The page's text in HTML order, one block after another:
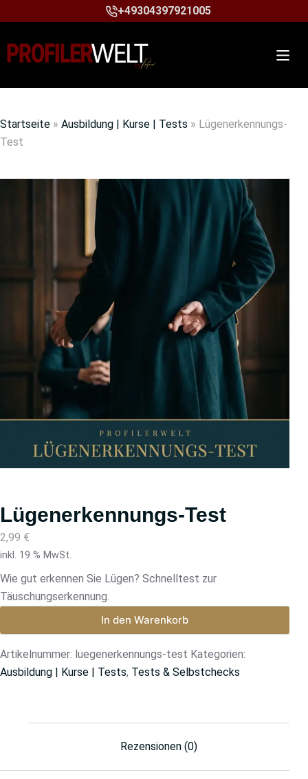
+49304397921005
Startseite » Ausbildung | Kurse | Tests » Lügenerkennungs-
Test
Lügenerkennungs-Test
2,99 €
inkl. 19 % MwSt.
Wie gut erkennen Sie Lügen? Schnelltest zur
Täuschungserkennung.
In den Warenkorb
Artikelnummer: luegenerkennungs-test Kategorien:
Ausbildung | Kurse | Tests, Tests & Selbstchecks
Rezensionen (0)